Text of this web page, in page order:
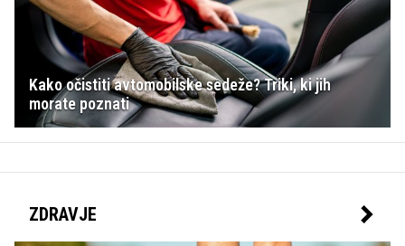
Kako očistiti avtomobilske sedeže? Triki, ki jih
morate poznati
ZDRAVJE